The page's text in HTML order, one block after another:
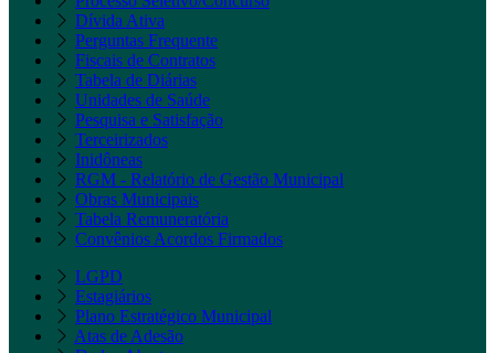
Dívida Ativa
Perguntas Frequente
Fiscais de Contratos
Tabela de Diárias
Unidades de Saúde
Pesquisa e Satisfação
Terceirizados
Inidôneas
RGM - Relatório de Gestão Municipal
Obras Municipais
Tabela Remuneratória
Convênios Acordos Firmados
LGPD
Estagiários
Plano Estratégico Municipal
Atas de Adesão